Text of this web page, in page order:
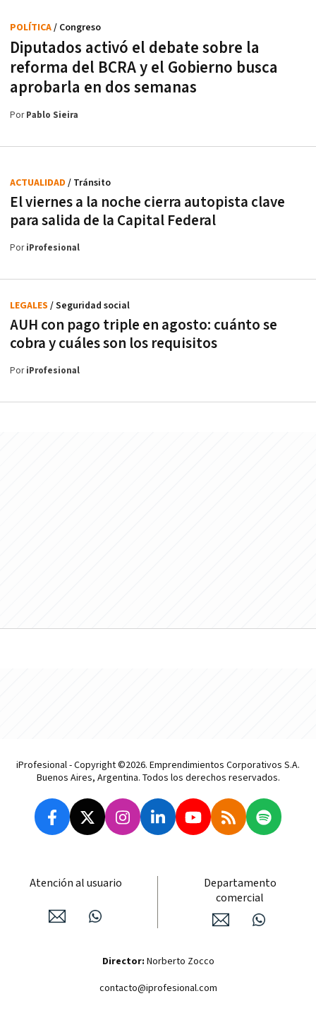
Diputados activó el debate sobre la
reforma del BCRA y el Gobierno busca
aprobarla en dos semanas
POLÍTICA/ Congreso
PorPablo Sieira
El viernes a la noche cierra autopista clave
para salida de la Capital Federal
ACTUALIDAD / Tránsito
PoriProfesional
AUH con pago triple en agosto: cuánto se
cobra y cuáles son los requisitos
LEGALES / Seguridad social
PoriProfesional
iProfesional - Copyright ©2026. Emprendimientos Corporativos S.A.
Buenos Aires, Argentina. Todos los derechos reservados.
Atención al usuario
Departamento
comercial
Director: Norberto Zocco
contacto@iprofesional.com